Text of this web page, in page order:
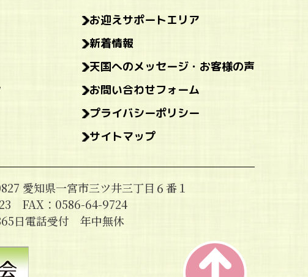
お迎えサポートエリア
新着情報
天国へのメッセージ・お客様の声
お問い合わせフォーム
プライバシーポリシー
サイトマップ
愛知県一宮市三ツ井三丁目６番１
FAX：0586-64-9724
日電話受付 年中無休